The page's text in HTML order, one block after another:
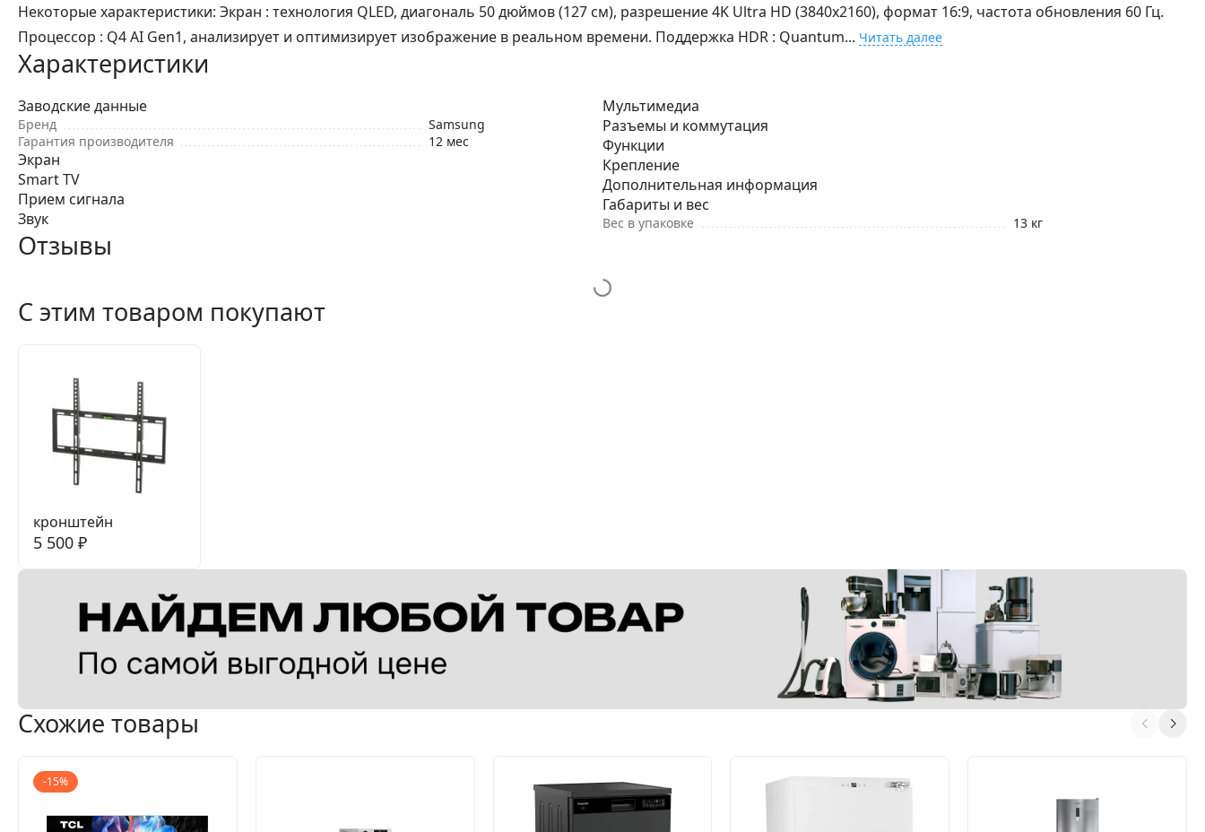
Некоторые характеристики: Экран : технология QLED, диагональ 50 дюймов (127 см), разрешение 4K Ultra HD (3840x2160), формат 16:9, частота обновления 60 Гц.
Процессор : Q4 AI Gen1, анализирует и оптимизирует изображение в реальном времени. Поддержка HDR : Quantum... Читать далее
Характеристики
Заводские данные
Бренд
Samsung
Гарантия производителя
12 мес
Экран
Smart TV
Прием сигнала
Звук
Мультимедиа
Разъемы и коммутация
Функции
Крепление
Дополнительная информация
Габариты и вес
Вес в упаковке 13 кг
Отзывы
С этим товаром покупают
кронштейн
5 500 ₽
Схожие товары
-15%